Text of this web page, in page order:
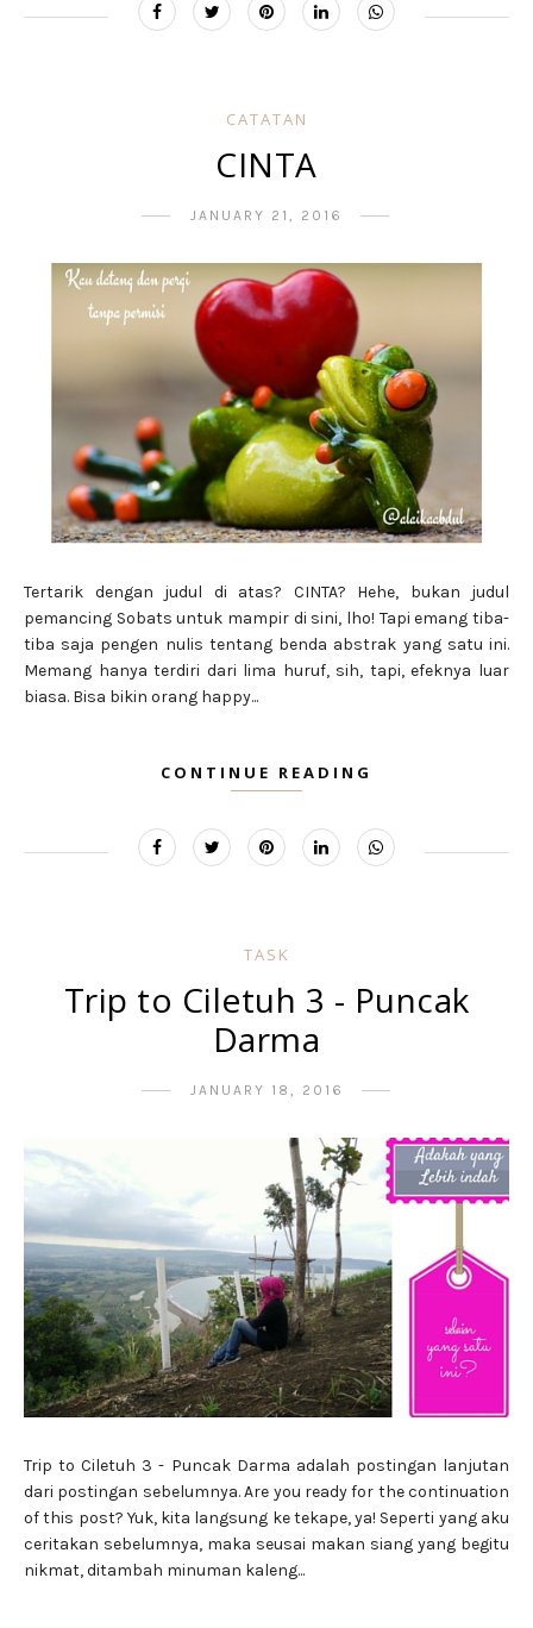
CATATAN
CINTA
JANUARY 21, 2016
Tertarik dengan judul di atas? CINTA? Hehe, bukan judul
pemancing Sobats untuk mampir di sini, lho! Tapi emang tiba-
tiba saja pengen nulis tentang benda abstrak yang satu ini.
Memang hanya terdiri dari lima huruf, sih, tapi, efeknya luar
biasa. Bisa bikin orang happy...
CONTINUE READING
TASK
Trip to Ciletuh 3 - Puncak
Darma
JANUARY 18, 2016
Trip to Ciletuh 3 - Puncak Darma adalah postingan lanjutan
dari postingan sebelumnya. Are you ready for the continuation
of this post? Yuk, kita langsung ke tekape, ya! Seperti yang aku
ceritakan sebelumnya, maka seusai makan siang yang begitu
nikmat, ditambah minuman kaleng...